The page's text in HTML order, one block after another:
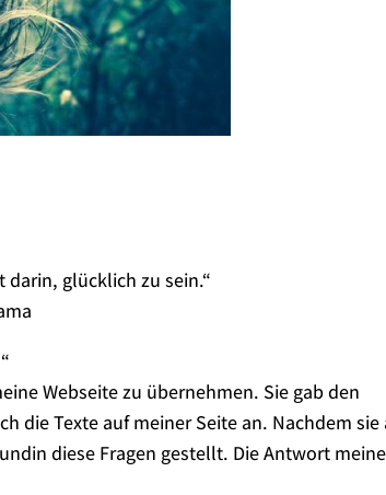
darin, glücklich zu sein.“
Webseite zu übernehmen. Sie gab den
die Texte auf meiner Seite an. Nachdem sie
diese Fragen gestellt. Die Antwort